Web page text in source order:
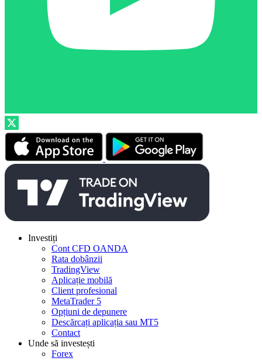
Investiți
Cont CFD OANDA
Rata dobânzii
TradingView
Aplicație mobilă
Client profesional
MetaTrader 5
Opțiuni de depunere
Descărcați aplicația sau MT5
Contact
Unde să investești
Forex